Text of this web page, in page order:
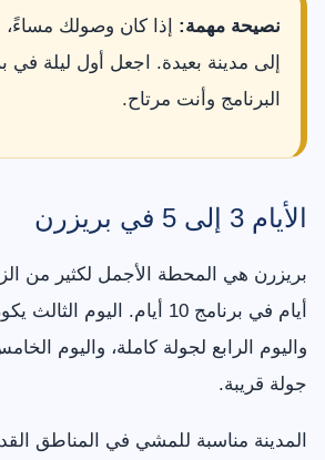
نصيحة مهمة: إذا كان وصولك مساءً،
إلى مدينة بعيدة. اجعل أول ليلة في
البرنامج وأنت مرتاح.
الأيام 3 إلى 5 في بريزرن
أيام في برنامج 10 أيام. اليوم
واليوم الرابع لجولة كاملة، واليوم
جولة قريبة.
المدينة مناسبة للمشي في المناطق